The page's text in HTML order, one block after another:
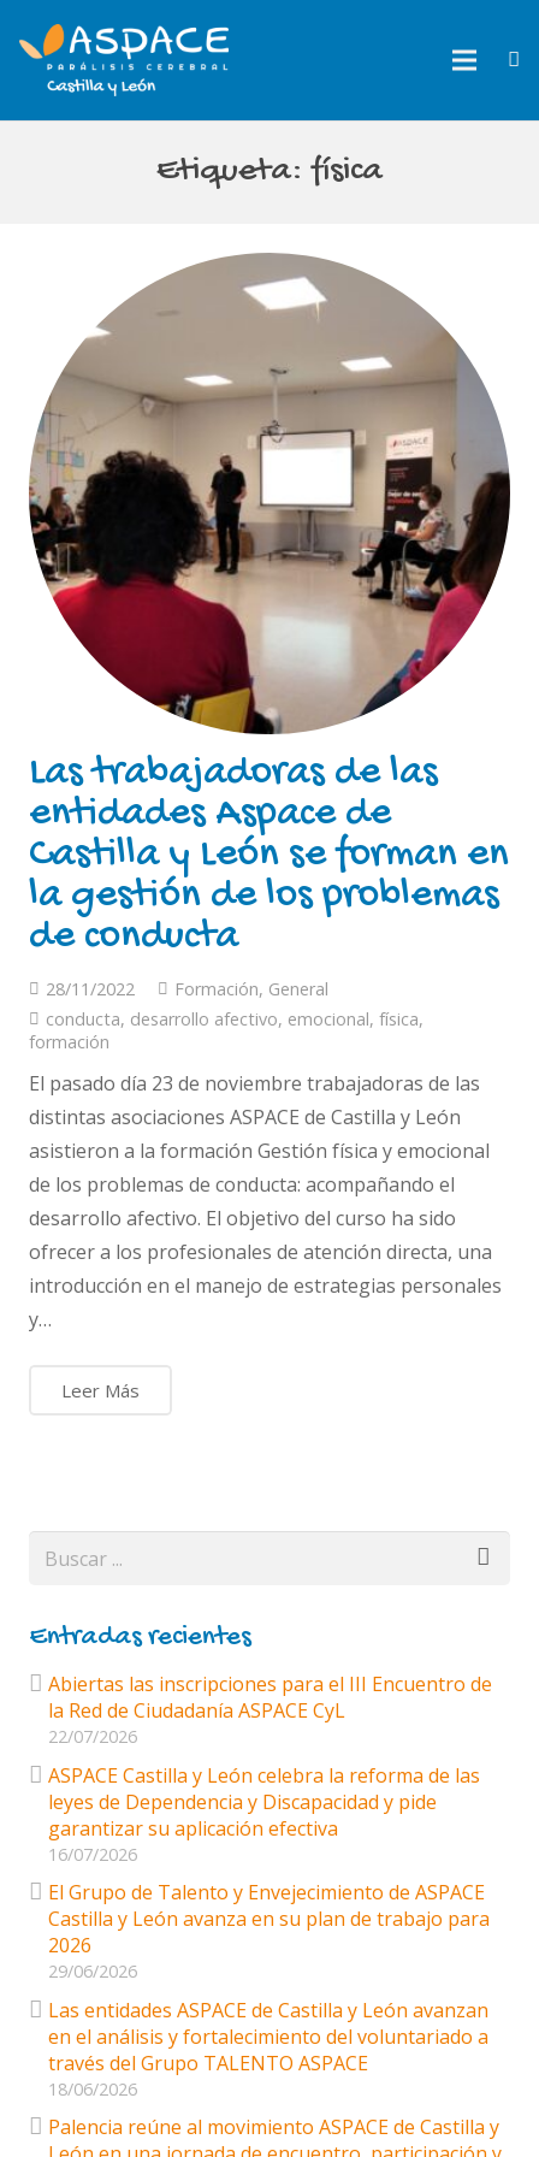
Etiqueta:física
Las trabajadoras de las
entidades Aspace de
Castilla y León se forman en
la gestión de los problemas
de conducta
28/11/2022 Formación, General
conducta, desarrollo afectivo, emocional, física,
formación
El pasado día 23 de noviembre trabajadoras de las
distintas asociaciones ASPACE de Castilla y León
asistieron a la formación Gestión física y emocional
de los problemas de conducta: acompañando el
desarrollo afectivo. El objetivo del curso ha sido
ofrecer a los profesionales de atención directa, una
introducción en el manejo de estrategias personales
y…
Leer Más
Entradas recientes
Abiertas las inscripciones para el III Encuentro de
la Red de Ciudadanía ASPACE CyL
22/07/2026
ASPACE Castilla y León celebra la reforma de las
leyes de Dependencia y Discapacidad y pide
garantizar su aplicación efectiva
16/07/2026
El Grupo de Talento y Envejecimiento de ASPACE
Castilla y León avanza en su plan de trabajo para
2026
29/06/2026
Las entidades ASPACE de Castilla y León avanzan
en el análisis y fortalecimiento del voluntariado a
través del Grupo TALENTO ASPACE
18/06/2026
Palencia reúne al movimiento ASPACE de Castilla y